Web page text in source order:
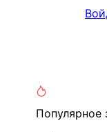
Популярное